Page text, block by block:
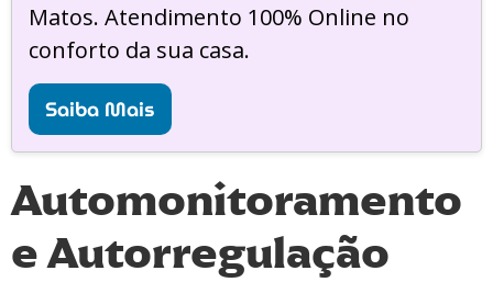
Matos. Atendimento 100% Online no
conforto da sua casa.
Saiba Mais
Automonitoramento
e Autorregulação